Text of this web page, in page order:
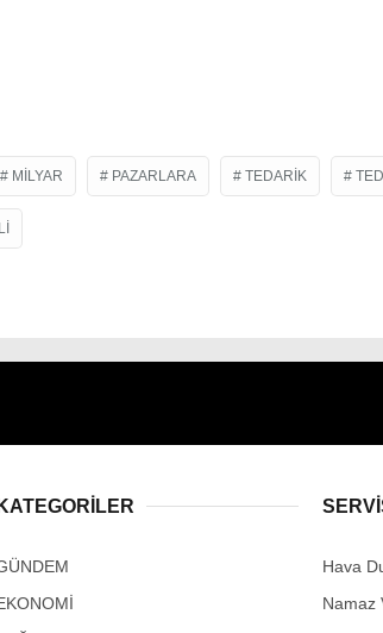
MILYAR PAZARLARA TEDARIK
KATEGORİLER
Hava
Namaz